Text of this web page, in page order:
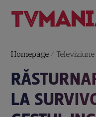
Homepage / Televiziune
LA